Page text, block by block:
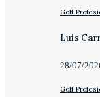
Golf
Luis
28/07/
Golf